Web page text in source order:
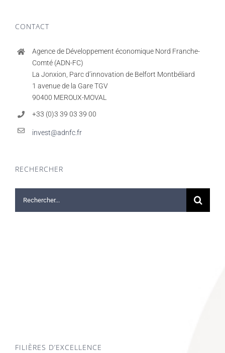
CONTACT
Agence de Développement économique Nord Franche-
Comté (ADN-FC)
La Jonxion, Parc d’innovation de Belfort Montbéliard
1 avenue de la Gare TGV
90400 MEROUX-MOVAL
+33 (0)3 39 03 39 00
invest@adnfc.fr
RECHERCHER
Rechercher:
FILIÈRES D’EXCELLENCE